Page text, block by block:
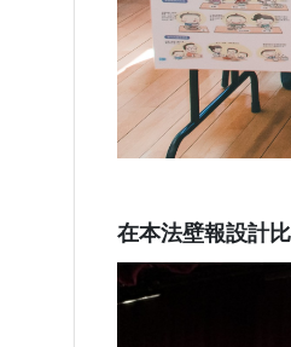
在本法壁報設計